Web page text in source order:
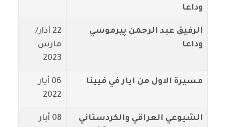
وداعا
الرفيق عبد الرحمن پيرموسي
وداعا
22 آذار/
مارس
2023
مسيرة الاول من ايار في فيينا
06 أيار
2022
الشيوعي العراقي والكردستاني
08 أيار